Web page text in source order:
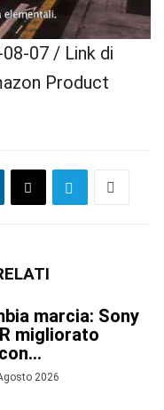
07 / Link di
Product
marcia: Sony
migliorato
2026